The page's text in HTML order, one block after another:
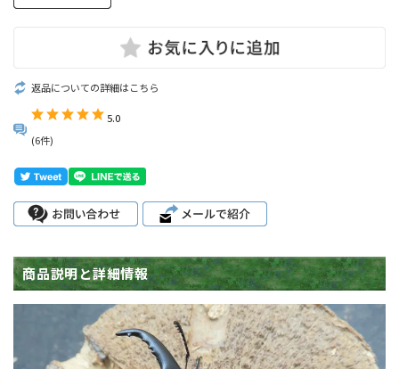
返品についての詳細はこちら
5.0
(6件)
商品説明と詳細情報